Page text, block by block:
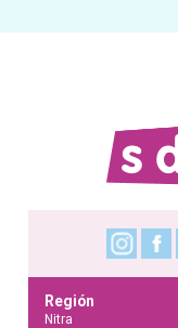
Región
Nitra